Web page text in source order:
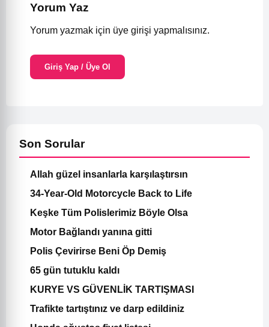
Yorum Yaz
Yorum yazmak için üye girişi yapmalısınız.
Giriş Yap / Üye Ol
Son Sorular
Allah güzel insanlarla karşılaştırsın
34-Year-Old Motorcycle Back to Life
Keşke Tüm Polislerimiz Böyle Olsa
Motor Bağlandı yanına gitti
Polis Çevirirse Beni Öp Demiş
65 gün tutuklu kaldı
KURYE VS GÜVENLİK TARTIŞMASI
Trafikte tartıştınız ve darp edildiniz